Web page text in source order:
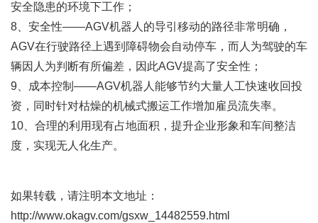
安全隐患的环境下工作；
8、安全性——AGV机器人的导引移动的路径非常明确，
AGV在行驶路径上遇到障碍物会自动停车，而人为驾驶的车
辆因人为判断有所偏差，因此AGV提高了安全性；
9、成本控制——AGV机器人能够节约大量人工快速收回投
资，同时针对枯燥的机械式搬运工作增加雇员流失率。
10、合理的利用现有占地面积，提升企业形象和车间整洁
度，实现无人化生产。
如果转载，请注明本文地址：
http://www.okagv.com/gsxw_14482559.html